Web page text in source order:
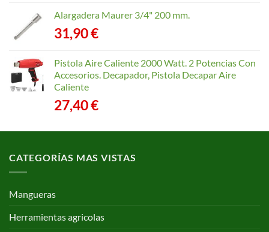
Alargadera Maurer 3/4" 200 mm.
31,90€
Pistola Aire Caliente 2000 Watt. 2 Potencias Con
Accesorios. Decapador, Pistola Decapar Aire
Caliente
27,40€
CATEGORÍAS MAS VISTAS
Mangueras
Herramientas agricolas